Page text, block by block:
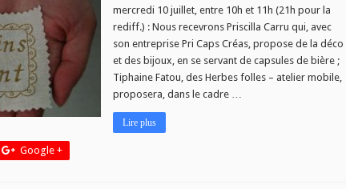
livrent
une
dernière
fois
avant
les
vacances!
mercredi 10 juillet, entre 10h et 11h (21h pour la
rediff.) : Nous recevrons Priscilla Carru qui, avec
son entreprise Pri Caps Créas, propose de la déco
et des bijoux, en se servant de capsules de bière ;
Tiphaine Fatou, des Herbes folles – atelier mobile,
proposera, dans le cadre …
Lire plus
Google +